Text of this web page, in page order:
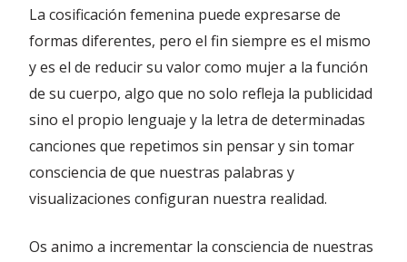
La cosificación femenina puede expresarse de
formas diferentes, pero el fin siempre es el mismo
y es el de reducir su valor como mujer a la función
de su cuerpo, algo que no solo refleja la publicidad
sino el propio lenguaje y la letra de determinadas
canciones que repetimos sin pensar y sin tomar
consciencia de que nuestras palabras y
visualizaciones configuran nuestra realidad.
Os animo a incrementar la consciencia de nuestras